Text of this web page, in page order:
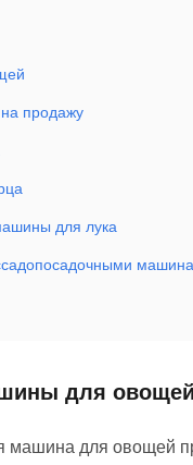
продажу
для лука
для овощей
машина для овощей